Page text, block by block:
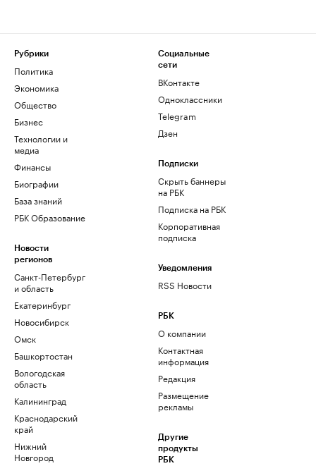
Рубрики
Политика
Экономика
Общество
Бизнес
Технологии и
медиа
Финансы
Биографии
База знаний
РБК Образование
Новости
регионов
Санкт-Петербург
и область
Екатеринбург
Новосибирск
Омск
Башкортостан
Вологодская
область
Калининград
Краснодарский
край
Нижний
Новгород
Социальные
сети
ВКонтакте
Одноклассники
Telegram
Дзен
Подписки
Скрыть баннеры
на РБК
Подписка на РБК
Корпоративная
подписка
Уведомления
RSS Новости
РБК
О компании
Контактная
информация
Редакция
Размещение
рекламы
Другие
продукты
РБК